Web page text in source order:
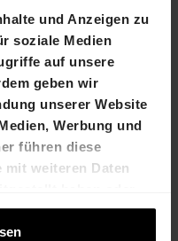
und Anzeigen zu
soziale Medien
auf unsere
geben wir
unserer Website
Werbung und
führen diese
weiteren Daten
der Dienste
Antonija Soldo
+41 61 606 55 33
CHF 150.-